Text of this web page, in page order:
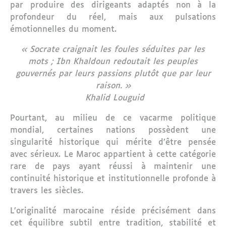
par produire des dirigeants adaptés non à la
profondeur du réel, mais aux pulsations
émotionnelles du moment.
« Socrate craignait les foules séduites par les
mots ; Ibn Khaldoun redoutait les peuples
gouvernés par leurs passions plutôt que par leur
raison. »
Khalid Louguid
Pourtant, au milieu de ce vacarme politique
mondial, certaines nations possèdent une
singularité historique qui mérite d’être pensée
avec sérieux. Le Maroc appartient à cette catégorie
rare de pays ayant réussi à maintenir une
continuité historique et institutionnelle profonde à
travers les siècles.
L’originalité marocaine réside précisément dans
cet équilibre subtil entre tradition, stabilité et